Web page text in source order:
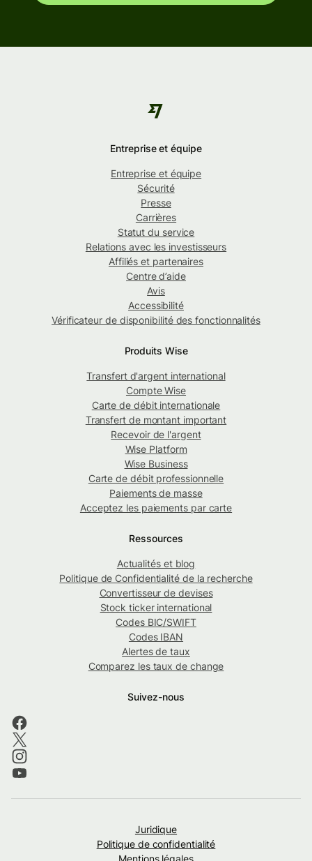
Entreprise et équipe
Entreprise et équipe
Sécurité
Presse
Carrières
Statut du service
Relations avec les investisseurs
Affiliés et partenaires
Centre d’aide
Avis
Accessibilité
Vérificateur de disponibilité des fonctionnalités
Produits Wise
Transfert d'argent international
Compte Wise
Carte de débit internationale
Transfert de montant important
Recevoir de l'argent
Wise Platform
Wise Business
Carte de débit professionnelle
Paiements de masse
Acceptez les paiements par carte
Ressources
Actualités et blog
Politique de Confidentialité de la recherche
Convertisseur de devises
Stock ticker international
Codes BIC/SWIFT
Codes IBAN
Alertes de taux
Comparez les taux de change
Suivez-nous
Juridique
Politique de confidentialité